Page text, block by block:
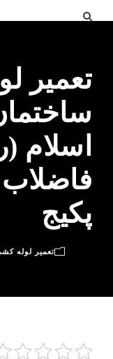
تعمیر
اسلام
پکیج
تعمیر لوله